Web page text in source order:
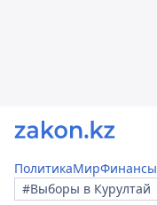
ПолитикаМирФинансы
#Выборы в Курултай